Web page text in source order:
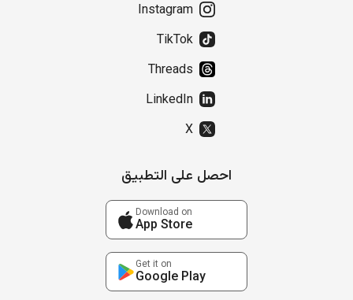
Instagram
TikTok
Threads
LinkedIn
X
احصل على التطبيق
Download on
App Store
Get it on
Google Play